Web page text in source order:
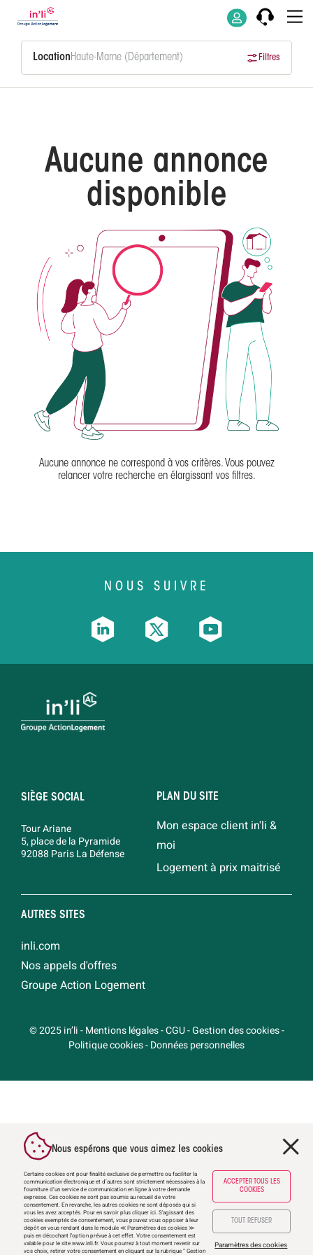
LocationHaute-Marne (Département) Filtres
Aucune annonce
disponible
Aucune annonce ne correspond à vos critères. Vous pouvez
relancer votre recherche en élargissant vos filtres.
NOUS SUIVRE
SIÈGE SOCIAL
Tour Ariane
5, place de la Pyramide
92088 Paris La Défense
PLAN DU SITE
Mon espace client in'li &
moi
Logement à prix maitrisé
AUTRES SITES
inli.com
Nos appels d'offres
Groupe Action Logement
© 2025 in’li-Mentions légales-CGU-Gestion des cookies-
Politique cookies-Données personnelles
Nous espérons que vous aimez les cookies
Certains cookies ont pour finalité exclusive de permettre ou faciliter la
communication électronique et d’autres sont strictement nécessaires à la
fourniture d’un service de communication en ligne à votre demande
expresse. Ces cookies ne sont pas soumis au recueil de votre
consentement. En revanche, les autres cookies ne sont déposés qui si
vous les avez acceptés. Pour en savoir pluscliquer ici. S'agissant des
cookies exemptés de consentement, vous pouvez vous opposer à leur
dépôt en vous rendant dans le module ≪ Paramètres des cookies ≫
puis en décochant l'option prévue à cet effet. Votre consentement est
valable pour le sitewww.inli.fr. Vous pourrez à tout moment revenir sur
vos choix, retirer votre consentement en cliquant sur la rubrique “ Gestion
ACCEPTER TOUS LES
COOKIES
TOUT REFUSER
Paramètres des cookies